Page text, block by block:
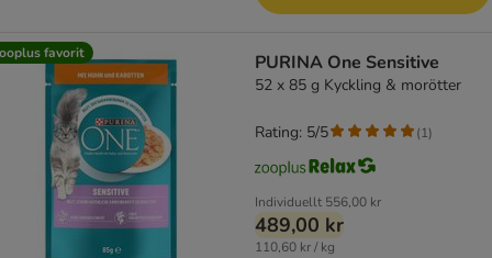
favorit PURINA One Sensitive
52 x 85 g Kyckling & morötter
Individuellt 556,00 kr
489,00 kr
110,60 kr / kg
Rating: 5/5 (1)